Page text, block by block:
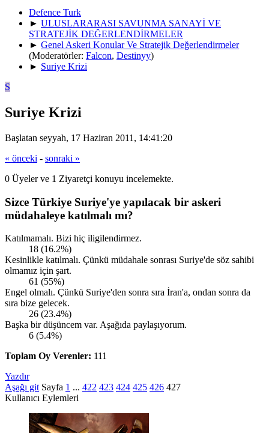
Defence Turk
► ULUSLARARASI SAVUNMA SANAYİ VE
STRATEJİK DEĞERLENDİRMELER
► Genel Askeri Konular Ve Stratejik Değerlendirmeler
(Moderatörler: Falcon, Destinyy)
► Suriye Krizi
S
Suriye Krizi
Başlatan seyyah, 17 Haziran 2011, 14:41:20
« önceki - sonraki »
0 Üyeler ve 1 Ziyaretçi konuyu incelemekte.
Sizce Türkiye Suriye'ye yapılacak bir askeri
müdahaleye katılmalı mı?
Katılmamalı. Bizi hiç iligilendirmez.
18 (16.2%)
Kesinlikle katılmalı. Çünkü müdahale sonrası Suriye'de söz sahibi
olmamız için şart.
61 (55%)
Engel olmalı. Çünkü Suriye'den sonra sıra İran'a, ondan sonra da
sıra bize gelecek.
26 (23.4%)
Başka bir düşüncem var. Aşağıda paylaşıyorum.
6 (5.4%)
Toplam Oy Verenler: 111
Yazdır
Aşağı git Sayfa 1 ... 422 423 424 425 426 427
Kullanıcı Eylemleri